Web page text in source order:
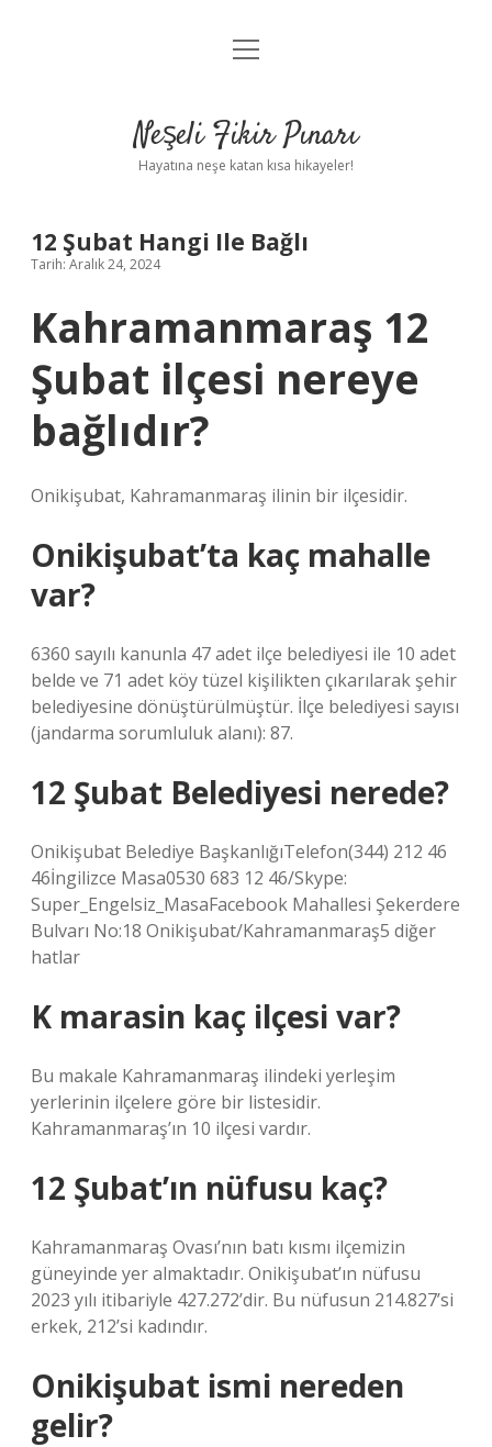
Anasayfa
Yasal Uyarı
menüyü
Neşeli Fikir Pınarı
Hayatına neşe katan kısa hikayeler!
12 Şubat Hangi Ile Bağlı
Tarih: Aralık 24, 2024
Kahramanmaraş 12
Şubat ilçesi nereye
bağlıdır?
Onikişubat, Kahramanmaraş ilinin bir ilçesidir.
Onikişubat’ta kaç mahalle
var?
6360 sayılı kanunla 47 adet ilçe belediyesi ile 10 adet
belde ve 71 adet köy tüzel kişilikten çıkarılarak şehir
belediyesine dönüştürülmüştür. İlçe belediyesi sayısı
(jandarma sorumluluk alanı): 87.
12 Şubat Belediyesi nerede?
Onikişubat Belediye BaşkanlığıTelefon(344) 212 46
46İngilizce Masa0530 683 12 46/Skype:
Super_Engelsiz_MasaFacebook Mahallesi Şekerdere
Bulvarı No:18 Onikişubat/Kahramanmaraş5 diğer
hatlar
K marasin kaç ilçesi var?
Bu makale Kahramanmaraş ilindeki yerleşim
yerlerinin ilçelere göre bir listesidir.
Kahramanmaraş’ın 10 ilçesi vardır.
12 Şubat’ın nüfusu kaç?
Kahramanmaraş Ovası’nın batı kısmı ilçemizin
güneyinde yer almaktadır. Onikişubat’ın nüfusu
2023 yılı itibariyle 427.272’dir. Bu nüfusun 214.827’si
erkek, 212’si kadındır.
Onikişubat ismi nereden
gelir?